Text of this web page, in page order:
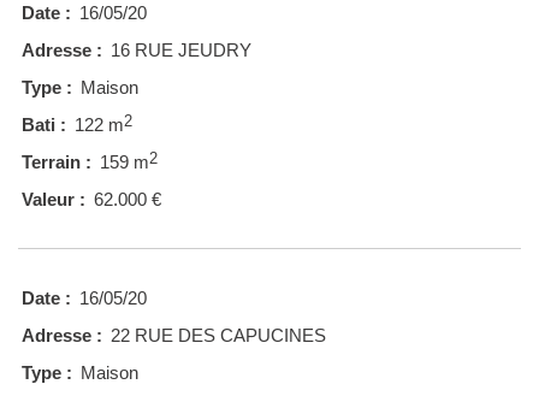
Date : 16/05/20
Adresse : 16 RUE JEUDRY
Type : Maison
Bati : 122 m2
Terrain : 159 m2
Valeur : 62.000 €
Date : 16/05/20
Adresse : 22 RUE DES CAPUCINES
Type : Maison